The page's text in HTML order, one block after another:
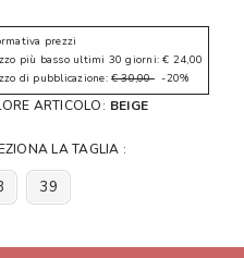
prezzi
più basso ultimi 30 giorni: € 24,00
di pubblicazione: € 30,00-20%
ARTICOLO: BEIGE
LA TAGLIA :
39